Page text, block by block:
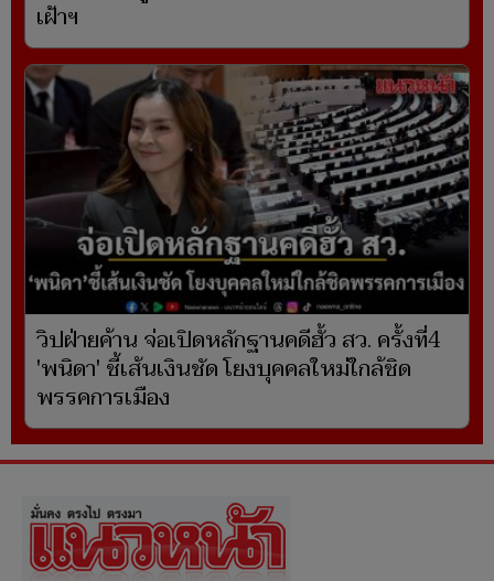
เฝ้าฯ
วิปฝ่ายค้าน จ่อเปิดหลักฐานคดีฮั้ว สว. ครั้งที่4
'พนิดา' ชี้เส้นเงินชัด โยงบุคคลใหม่ใกล้ชิด
พรรคการเมือง